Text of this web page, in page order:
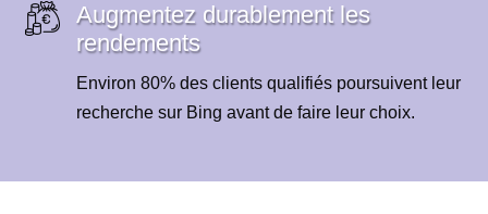
Augmentez durablement les
rendements
Environ 80% des clients qualifiés poursuivent leur
recherche sur Bing avant de faire leur choix.